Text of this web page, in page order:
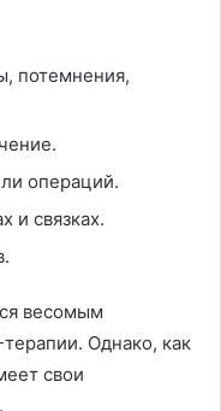
потемнения,
операций.
и связках.
весомым
Однако, как
свои